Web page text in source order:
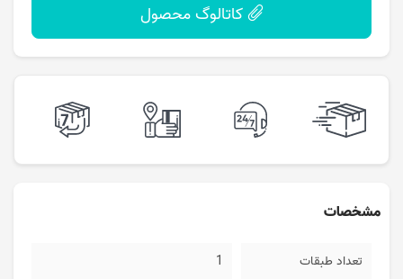
کاتالوگ محصول
مشخصات
تعداد طبقات 1